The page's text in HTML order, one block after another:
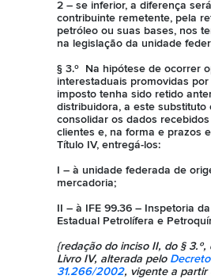
2 – se inferior, a diferença
contribuinte remetente, pela
petróleo ou suas bases, nos
na legislação da unidade
§ 3.º Na hipótese de ocorrer
interestaduais promovidas por
imposto tenha sido retido
distribuidora, a este substituto
consolidar os dados
clientes e, na forma e prazos
Título IV, entregá-los:
I – à unidade federada de
mercadoria;
II – à IFE 99.36 – Inspetoria
Estadual Petrolífera e
{redação do inciso II, do §
Livro IV, alterada pelo
31.266/2002, vigente a partir